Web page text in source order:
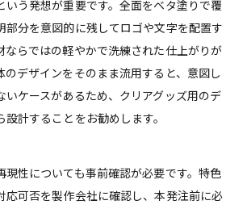
いう発想が重要です。全面をベタ塗りで覆
部分を意図的に残してロゴや文字を配置す
ならではの軽やかで洗練された仕上がりが
のデザインをそのまま流用すると、意図し
いケースがあるため、クリアグッズ用のデ
計することをお勧めします。
現性についても事前確認が必要です。特色
応可否を製作会社に確認し、本発注前に必